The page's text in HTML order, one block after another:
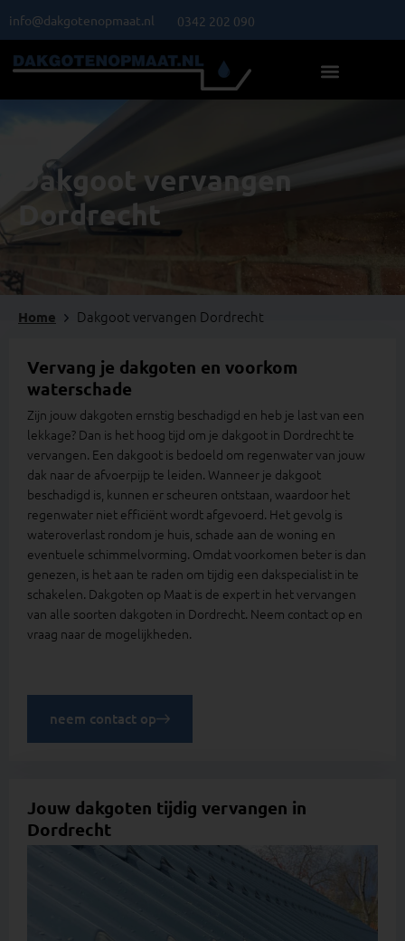
naar
de
inhoud
info@dakgotenopmaat.nl 0342 202 090
Dakgoot vervangen
Dordrecht
Home Dakgoot vervangen Dordrecht​
Vervang je dakgoten en voorkom
waterschade
Zijn jouw dakgoten ernstig beschadigd en heb je last van een
lekkage? Dan is het hoog tijd om je dakgoot in Dordrecht te
vervangen. Een dakgoot is bedoeld om regenwater van jouw
dak naar de afvoerpijp te leiden. Wanneer je dakgoot
beschadigd is, kunnen er scheuren ontstaan, waardoor het
regenwater niet efficiënt wordt afgevoerd. Het gevolg is
wateroverlast rondom je huis, schade aan de woning en
eventuele schimmelvorming. Omdat voorkomen beter is dan
genezen, is het aan te raden om tijdig een dakspecialist in te
schakelen. Dakgoten op Maat is de expert in het vervangen
van alle soorten dakgoten in Dordrecht. Neem contact op en
vraag naar de mogelijkheden.
neem contact op
Jouw dakgoten tijdig vervangen in
Dordrecht